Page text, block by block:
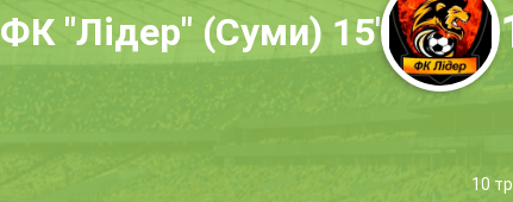
ФК "Лідер" (Суми) 15'
10